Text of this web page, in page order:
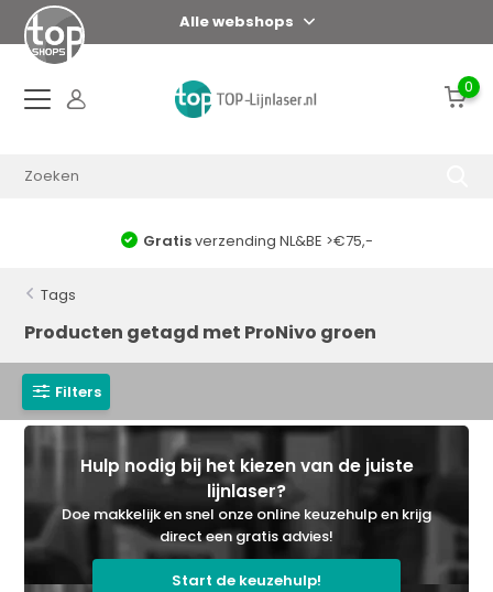
Alle webshops
0
Gratisverzending NL&BE >€75,-
Tags
Producten getagd met ProNivo groen
Filters
Hulp nodig bij het kiezen van de juiste
lijnlaser?
Doe makkelijk en snel onze online keuzehulp en krijg
direct een gratis advies!
Start de keuzehulp!